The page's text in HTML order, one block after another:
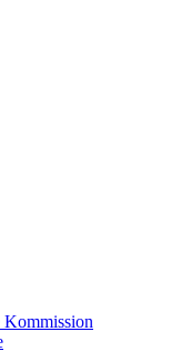
Kommission